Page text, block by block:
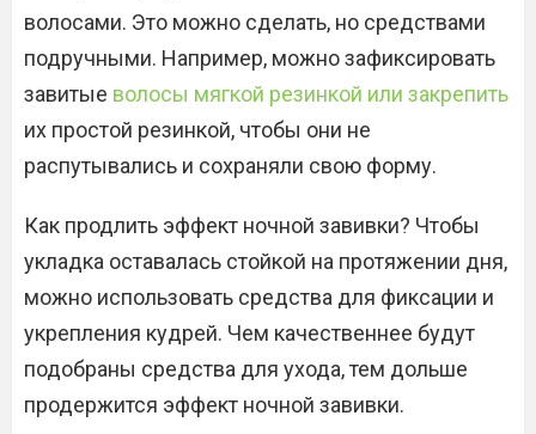
волосами. Это можно сделать, но средствами
подручными. Например, можно зафиксировать
завитые волосы мягкой резинкой или закрепить
их простой резинкой, чтобы они не
распутывались и сохраняли свою форму.
Как продлить эффект ночной завивки? Чтобы
укладка оставалась стойкой на протяжении дня,
можно использовать средства для фиксации и
укрепления кудрей. Чем качественнее будут
подобраны средства для ухода, тем дольше
продержится эффект ночной завивки.